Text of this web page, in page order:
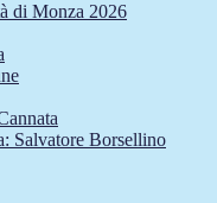
di Monza 2026
Salvatore Borsellino